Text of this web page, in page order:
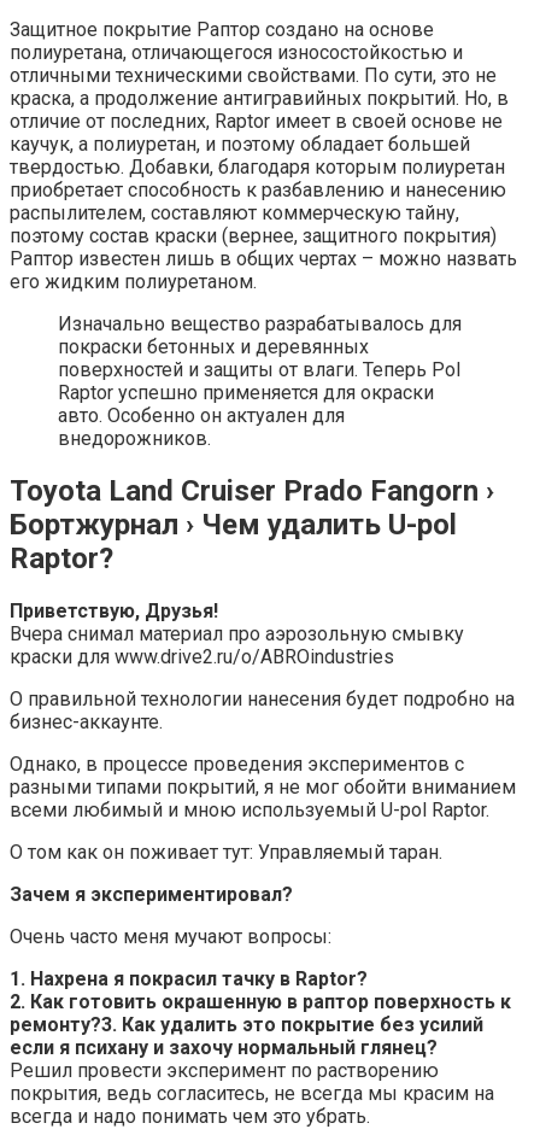
Защитное покрытие Раптор создано на основе
полиуретана, отличающегося износостойкостью и
отличными техническими свойствами. По сути, это не
краска, а продолжение антигравийных покрытий. Но, в
отличие от последних, Raptor имеет в своей основе не
каучук, а полиуретан, и поэтому обладает большей
твердостью. Добавки, благодаря которым полиуретан
приобретает способность к разбавлению и нанесению
распылителем, составляют коммерческую тайну,
поэтому состав краски (вернее, защитного покрытия)
Раптор известен лишь в общих чертах – можно назвать
его жидким полиуретаном.
Изначально вещество разрабатывалось для
покраски бетонных и деревянных
поверхностей и защиты от влаги. Теперь Pol
Raptor успешно применяется для окраски
авто. Особенно он актуален для
внедорожников.
Toyota Land Cruiser Prado Fangorn ›
Бортжурнал › Чем удалить U-pol
Raptor?
Приветствую, Друзья!
Вчера снимал материал про аэрозольную смывку
краски для www.drive2.ru/o/ABROindustries
О правильной технологии нанесения будет подробно на
бизнес-аккаунте.
Однако, в процессе проведения экспериментов с
разными типами покрытий, я не мог обойти вниманием
всеми любимый и мною используемый U-pol Raptor.
О том как он поживает тут: Управляемый таран.
Зачем я экспериментировал?
Очень часто меня мучают вопросы:
1. Нахрена я покрасил тачку в Raptor?
2. Как готовить окрашенную в раптор поверхность к
ремонту?3. Как удалить это покрытие без усилий
если я психану и захочу нормальный глянец?
Решил провести эксперимент по растворению
покрытия, ведь согласитесь, не всегда мы красим на
всегда и надо понимать чем это убрать.